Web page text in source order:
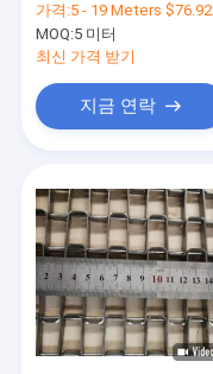
를 결정했습니다
가격:5 - 19 Meters $76.92， >=20 Meters $25.00
MOQ:5 미터
최신 가격 받기
지금 연락